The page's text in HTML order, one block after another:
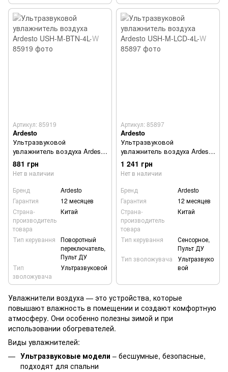
Артикул: 85919
Ardesto
Ультразвуковой
увлажнитель воздуха Ardesto
USH-M-BTN-4L-W
881 грн
Нет в наличии
Бренд
Ardesto
Гарантия
12 месяцев
Страна-
производитель
товара
Китай
Тип керування
Поворотный
переключатель,
Пульт ДУ
Тип
зволожувача
Ультразвуковой
Артикул: 85897
Ardesto
Ультразвуковой
увлажнитель воздуха Ardesto
USH-M-LCD-4L-W
1 241 грн
Нет в наличии
Бренд
Ardesto
Гарантия
12 месяцев
Страна-
производитель
товара
Китай
Тип керування
Сенсорное,
Пульт ДУ
Тип зволожувача
Ультразвуко
вой
Увлажнители воздуха — это устройства, которые
повышают влажность в помещении и создают комфортную
атмосферу. Они особенно полезны зимой и при
использовании обогревателей.
Виды увлажнителей:
Ультразвуковые модели – бесшумные, безопасные,
подходят для спальни